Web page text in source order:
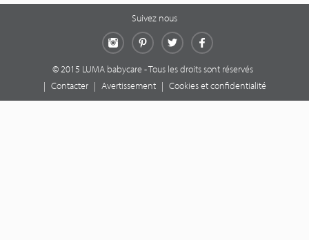
Suivez nous
Pinterest TwitterFacebook
© 2015 LUMA babycare - Tous les droits sont réservés
| Contacter | Avertissement | Cookies et confidentialité